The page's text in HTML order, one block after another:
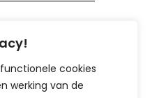
cookies
werking van de